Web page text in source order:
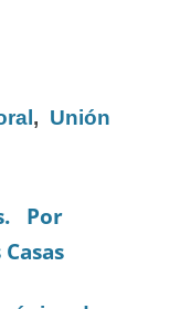
, Unión
Por